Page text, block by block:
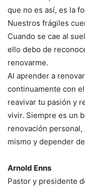
que no es así, es la
Nuestros frágiles
Cuando se cae al
ello debo de
renovarme.
Al aprender a
continuamente con
reavivar tu pasión y
vivir. Siempre es un
renovación
mismo y depender
Arnold Enns
Pastor y presidente